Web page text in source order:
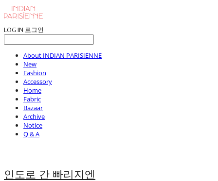
LOG IN 로그인
About INDIAN PARISIENNE
New
Fashion
Accessory
Home
Fabric
Bazaar
Archive
Notice
Q & A
인도로 간 빠리지엔